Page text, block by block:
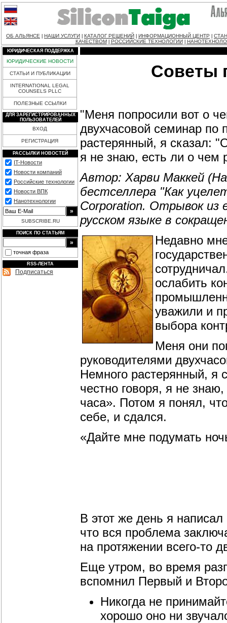
ОБ АЛЬЯНСЕ НАШИ УСЛУГИ КАТАЛОГ РЕШЕНИЙ ИНФОРМАЦИОННЫЙ ЦЕНТР
КАЧЕСТВОМ
РОССИЙСКИЕ ТЕХНОЛОГИИ
ЮРИДИЧЕСКАЯ ПОДДЕРЖКА
ЮРИДИЧЕСКИЕ НОВОСТИ
СТАТЬИ И ПУБЛИКАЦИИ
INTERNATIONAL LEGAL
COUNSELS PLLC
ПОЛЕЗНЫЕ ССЫЛКИ
ДЛЯ ЗАРЕГИСТРИРОВАННЫХ
ПОЛЬЗОВАТЕЛЕЙ
ВХОД
РЕГИСТРАЦИЯ
РАССЫЛКИ НОВОСТЕЙ
IT-Новости
Новости компаний
Российские технологии
Новости ВПК
Нанотехнологии
SUBSCRIBE.RU
ПОИСК ПО СТАТЬЯМ
точная фраза
RSS-ЛЕНТА
Подписаться
Советы
"Меня попросили вот о
двухчасовой семинар по
растерянный, я сказал:
я не знаю, есть ли о чем
Автор: Харви Маккей
бестселлера "Как
Corporation. Отрывок из
русском языке в
Недавно
ослабить
уважили и
выбора
Меня они
руководителями
Немного растерянный, я
честно говоря, я не
часа». Потом я понял,
себе, и сдался.
«Дайте мне подумать
В этот же день я
что вся проблема
на протяжении всего-то
Еще утром, во время
вспомнил Первый и
Никогда не
хорошо оно ни